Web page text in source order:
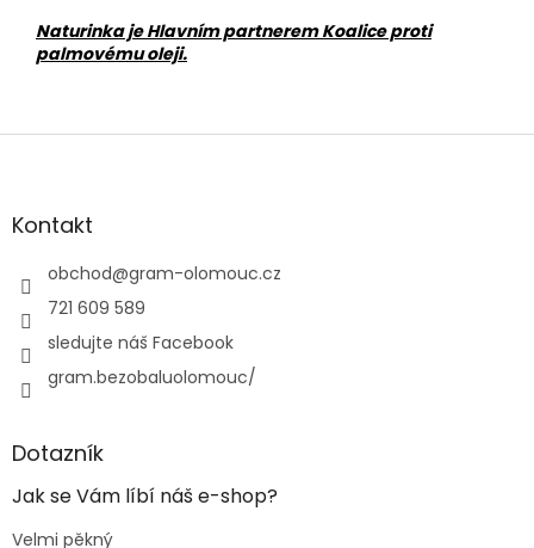
Naturinka je Hlavním partnerem Koalice proti
palmovému oleji.
Z
aKontakt
obchod@gram-olomouc.cz
721 609 589
sledujte náš Facebook
gram.bezobaluolomouc/
Dotazník
Jak se Vám líbí náš e-shop?
Velmi pěkný